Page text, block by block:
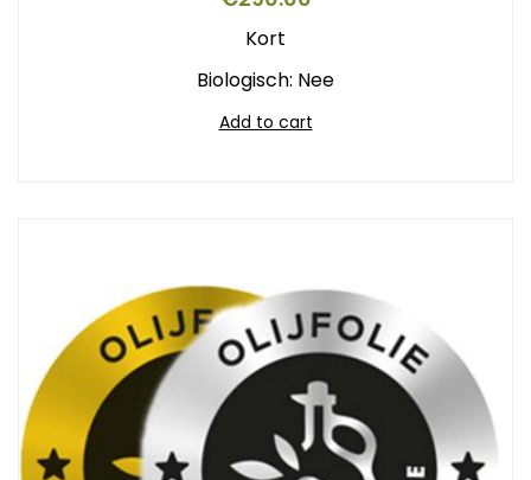
Kort
Biologisch: Nee
Add to cart